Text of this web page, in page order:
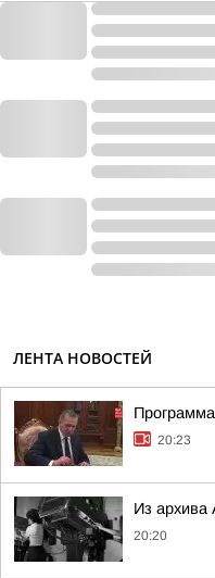
ЛЕНТА НОВОСТЕЙ
20:23
Из архива
20:20